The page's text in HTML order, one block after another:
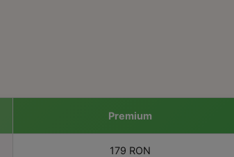
Premium
179 RON